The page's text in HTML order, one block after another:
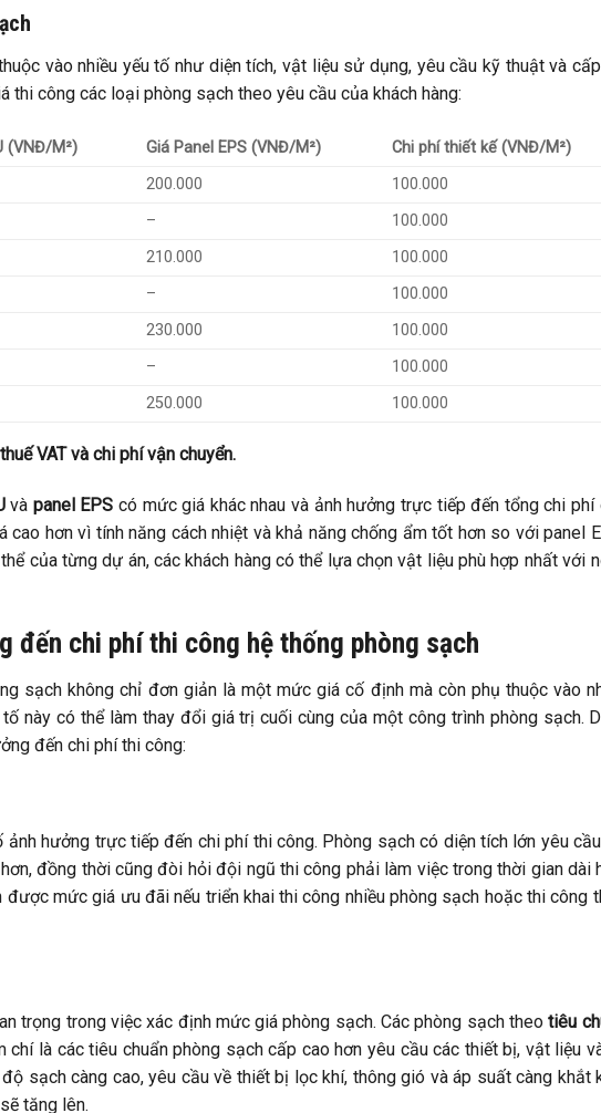
vào nhiều yếu tố như diện tích, vật liệu sử dụng, yêu cầu kỹ thuật và
thi công các loại phòng sạch theo yêu cầu của khách hàng:
(VNĐ/M²) Giá Panel EPS (VNĐ/M²)
Chi phí thiết kế (VNĐ/M²)
200.000
100.000
–
100.000
210.000
100.000
–
100.000
230.000
100.000
–
100.000
250.000 100.000
VAT và chi phí vận chuyển.
và panel EPS có mức giá khác nhau và ảnh hưởng trực tiếp đến tổng chi phí
cao hơn vì tính năng cách nhiệt và khả năng chống ẩm tốt hơn so với panel
của từng dự án, các khách hàng có thể lựa chọn vật liệu phù hợp nhất với
đến chi phí thi công hệ thống phòng sạch
sạch không chỉ đơn giản là một mức giá cố định mà còn phụ thuộc vào
này có thể làm thay đổi giá trị cuối cùng của một công trình phòng sạch.
đến chi phí thi công:
ảnh hưởng trực tiếp đến chi phí thi công. Phòng sạch có diện tích lớn yêu
đồng thời cũng đòi hỏi đội ngũ thi công phải làm việc trong thời gian dài
được mức giá ưu đãi nếu triển khai thi công nhiều phòng sạch hoặc thi công
trọng trong việc xác định mức giá phòng sạch. Các phòng sạch theotiêu
chí là các tiêu chuẩn phòng sạch cấp cao hơn yêu cầu các thiết bị, vật liệu
sạch càng cao, yêu cầu về thiết bị lọc khí, thông gió và áp suất càng khắt
tăng lên.